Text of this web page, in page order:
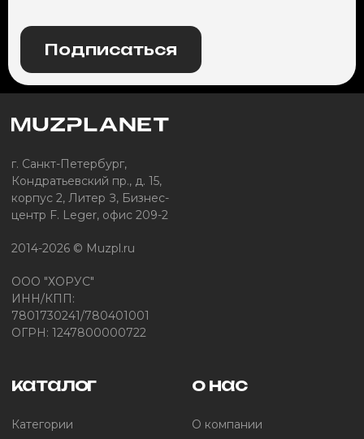
Подписаться
г. Санкт-Петербург,
Кондратьевский пр., д. 15,
корпус 2, Литер З, Бизнес-
центр F. Leger, офис 209-2
2014-2026 © Muzpl.ru
ООО "ХОРУС"
ИНН/КПП:
7801730241/780401001
ОГРН: 1247800000722
каталог
Категории
о нас
О компании